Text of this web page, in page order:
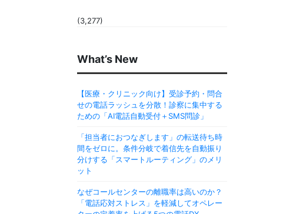
(3,277)
What’s New
【医療・クリニック向け】受診予約・問合
せの電話ラッシュを分散！診察に集中する
ための「AI電話自動受付＋SMS問診」
「担当者におつなぎします」の転送待ち時
間をゼロに。条件分岐で着信先を自動振り
分けする「スマートルーティング」のメリ
ット
なぜコールセンターの離職率は高いのか？
「電話応対ストレス」を軽減してオペレー